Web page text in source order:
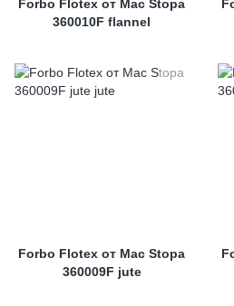
Forbo Flotex от Mac Stopa
360010F flannel
Forbo Flotex от Mac Stopa
360009F jute